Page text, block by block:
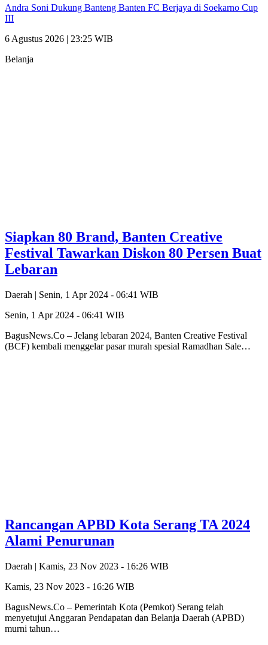
Andra Soni Dukung Banteng Banten FC Berjaya di Soekarno Cup
III
6 Agustus 2026 | 23:25 WIB
Belanja
Siapkan 80 Brand, Banten Creative
Festival Tawarkan Diskon 80 Persen Buat
Lebaran
Daerah | Senin, 1 Apr 2024 - 06:41 WIB
Senin, 1 Apr 2024 - 06:41 WIB
BagusNews.Co – Jelang lebaran 2024, Banten Creative Festival
(BCF) kembali menggelar pasar murah spesial Ramadhan Sale…
Rancangan APBD Kota Serang TA 2024
Alami Penurunan
Daerah | Kamis, 23 Nov 2023 - 16:26 WIB
Kamis, 23 Nov 2023 - 16:26 WIB
BagusNews.Co – Pemerintah Kota (Pemkot) Serang telah
menyetujui Anggaran Pendapatan dan Belanja Daerah (APBD)
murni tahun…